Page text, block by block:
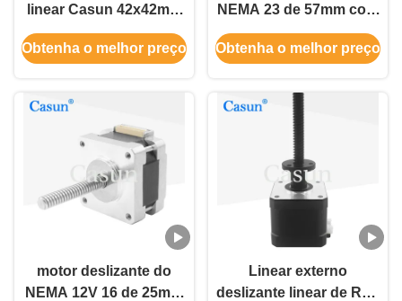
linear Casun 42x42mm
Tr8x8 para fresadora
CNC
Obtenha o melhor preço
NEMA 23 de 57mm com
o motor deslizante
prisioneiro 2.8A 1N.M
movimentador
Obtenha o melhor preço
motor deslizante do
NEMA 12V 16 de 25mm
Linear externo
deslizante linear de Rod